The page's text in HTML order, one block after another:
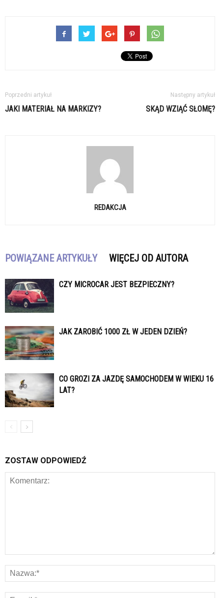
Poprzedni artykuł
JAKI MATERIAŁ NA MARKIZY?
Następny artykuł
SKĄD WZIĄĆ SŁOMĘ?
REDAKCJA
POWIĄZANE ARTYKUŁY WIĘCEJ OD AUTORA
CZY MICROCAR JEST BEZPIECZNY?
JAK ZAROBIĆ 1000 ZŁ W JEDEN DZIEŃ?
CO GROZI ZA JAZDĘ SAMOCHODEM W WIEKU 16
LAT?
ZOSTAW ODPOWIEDŹ